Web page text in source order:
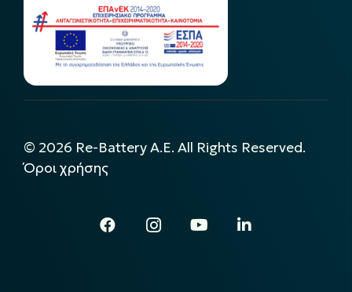
© 2026 Re-Battery A.E. All Rights Reserved.
Όροι χρήσης